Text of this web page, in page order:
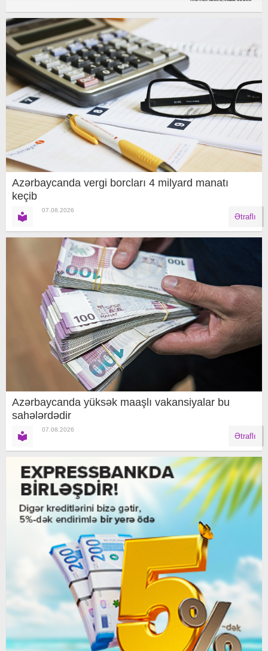
Azərbaycanda vergi borcları 4 milyard manatı
keçib
07.08.2026
Ətraflı
Azərbaycanda yüksək maaşlı vakansiyalar bu
sahələrdədir
07.08.2026
Ətraflı